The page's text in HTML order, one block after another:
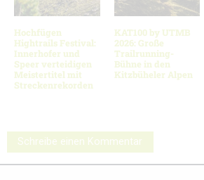
Hochfügen
Hightrails Festival:
Innerhofer und
Speer verteidigen
Meistertitel mit
Streckenrekorden
KAT100 by UTMB
2026: Große
Trailrunning-
Bühne in den
Kitzbüheler Alpen
Schreibe einen Kommentar